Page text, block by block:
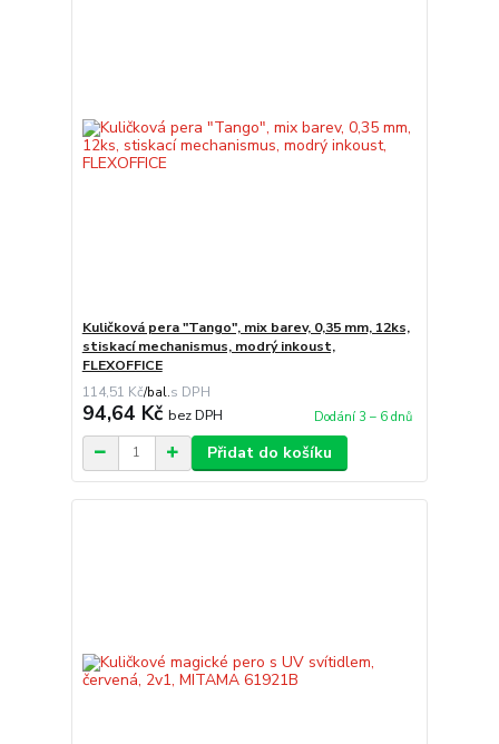
Kuličková pera "Tango", mix barev, 0,35 mm, 12ks,
stiskací mechanismus, modrý inkoust,
FLEXOFFICE
114,51 Kč/bal.
94,64 Kč bez DPH Dodání 3 – 6 dnů
Přidat do košíku